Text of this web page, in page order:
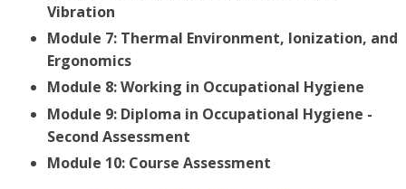
Vibration
Module 7: Thermal Environment, Ionization, and
Ergonomics
Module 8: Working in Occupational Hygiene
Module 9: Diploma in Occupational Hygiene -
Second Assessment
Module 10: Course Assessment